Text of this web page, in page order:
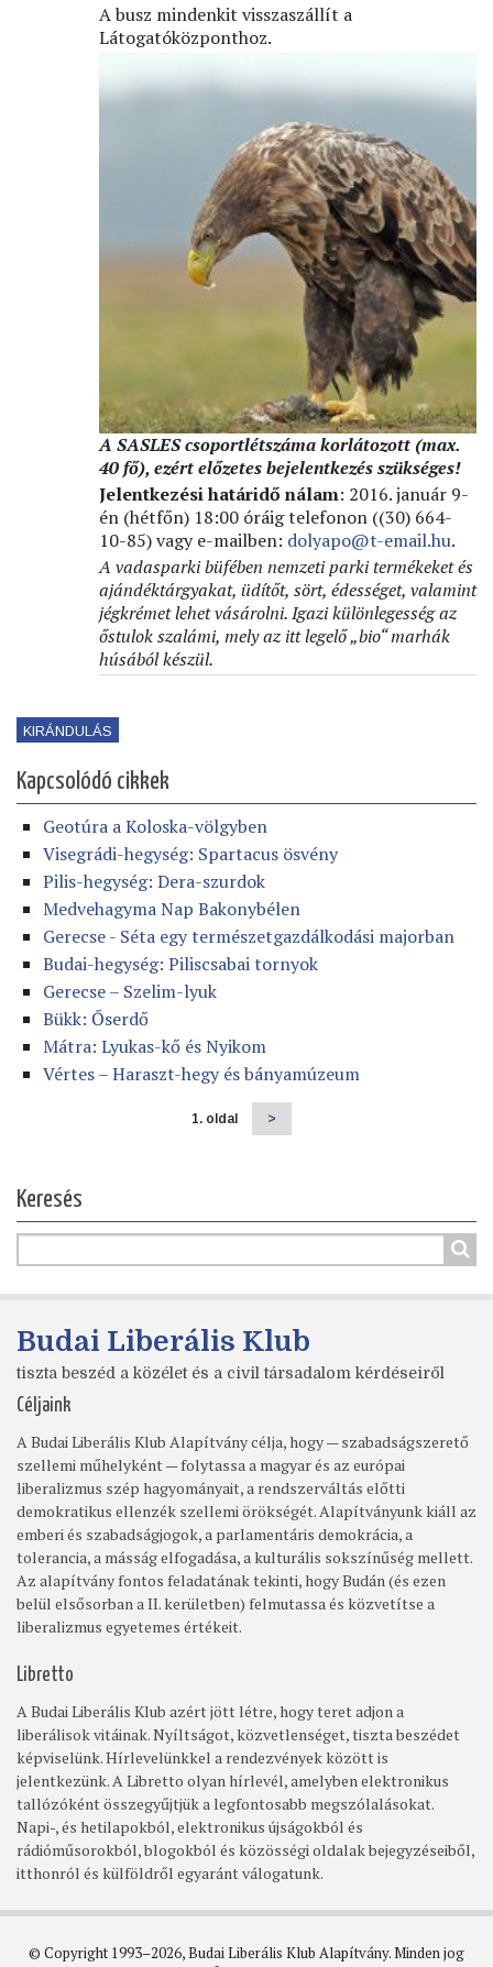
A busz mindenkit visszaszállít a
Látogatóközponthoz.
A SASLES csoportlétszáma korlátozott (max.
40 fő), ezért előzetes bejelentkezés szükséges!
Jelentkezési határidő nálam: 2016. január 9-
én (hétfőn) 18:00 óráig telefonon ((30) 664-
10-85) vagy e-mailben: dolyapo@t-email.hu.
A vadasparki büfében nemzeti parki termékeket és
ajándéktárgyakat, üdítőt, sört, édességet, valamint
jégkrémet lehet vásárolni. Igazi különlegesség az
őstulok szalámi, mely az itt legelő „bio“ marhák
húsából készül.
KIRÁNDULÁS
Kapcsolódó cikkek
Geotúra a Koloska-völgyben
Visegrádi-hegység: Spartacus ösvény
Pilis-hegység: Dera-szurdok
Medvehagyma Nap Bakonybélen
Gerecse - Séta egy természetgazdálkodási majorban
Budai-hegység: Piliscsabai tornyok
Gerecse – Szelim-lyuk
Bükk: Őserdő
Mátra: Lyukas-kő és Nyikom
Vértes – Haraszt-hegy és bányamúzeum
1. oldal
Következő
oldal
>
Keresés
Budai Liberális Klub
tiszta beszéd a közélet és a civil társadalom kérdéseiről
Céljaink
A Budai Liberális Klub Alapítvány célja, hogy — szabadságszerető
szellemi műhelyként — folytassa a magyar és az európai
liberalizmus szép hagyományait, a rendszerváltás előtti
demokratikus ellenzék szellemi örökségét. Alapítványunk kiáll az
emberi és szabadságjogok, a parlamentáris demokrácia, a
tolerancia, a másság elfogadása, a kulturális sokszínűség mellett.
Az alapítvány fontos feladatának tekinti, hogy Budán (és ezen
belül elsősorban a II. kerületben) felmutassa és közvetítse a
liberalizmus egyetemes értékeit.
Libretto
A Budai Liberális Klub azért jött létre, hogy teret adjon a
liberálisok vitáinak. Nyíltságot, közvetlenséget, tiszta beszédet
képviselünk. Hírlevelünkkel a rendezvények között is
jelentkezünk. A Libretto olyan hírlevél, amelyben elektronikus
tallózóként összegyűjtjük a legfontosabb megszólalásokat.
Napi-, és hetilapokból, elektronikus újságokból és
rádióműsorokból, blogokból és közösségi oldalak bejegyzéseiből,
itthonról és külföldről egyaránt válogatunk.
© Copyright 1993–2026, Budai Liberális Klub Alapítvány. Minden jog